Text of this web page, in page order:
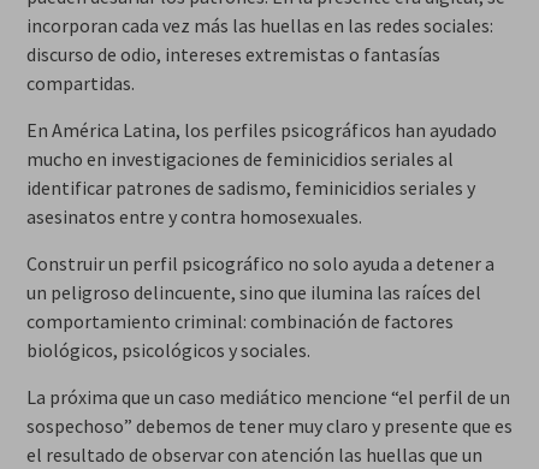
incorporan cada vez más las huellas en las redes sociales:
discurso de odio, intereses extremistas o fantasías
compartidas.
En América Latina, los perfiles psicográficos han ayudado
mucho en investigaciones de feminicidios seriales al
identificar patrones de sadismo, feminicidios seriales y
asesinatos entre y contra homosexuales.
Construir un perfil psicográfico no solo ayuda a detener a
un peligroso delincuente, sino que ilumina las raíces del
comportamiento criminal: combinación de factores
biológicos, psicológicos y sociales.
La próxima que un caso mediático mencione “el perfil de un
sospechoso” debemos de tener muy claro y presente que es
el resultado de observar con atención las huellas que un